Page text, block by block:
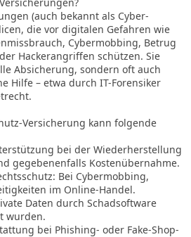
(auch bekannt als Cyber-
die vor digitalen Gefahren wie
Cybermobbing, Betrug
Hackerangriffen schützen. Sie
Absicherung, sondern oft auch
Hilfe – etwa durch IT-Forensiker
Versicherung kann folgende
bei der Wiederherstellung
gegebenenfalls Kostenübernahme.
Bei Cybermobbing,
im Online-Handel.
Daten durch Schadsoftware
wurden.
bei Phishing- oder Fake-Shop-